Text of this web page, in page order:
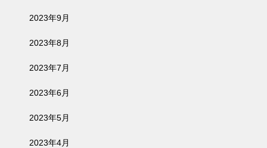
2023年9月
2023年8月
2023年7月
2023年6月
2023年5月
2023年4月